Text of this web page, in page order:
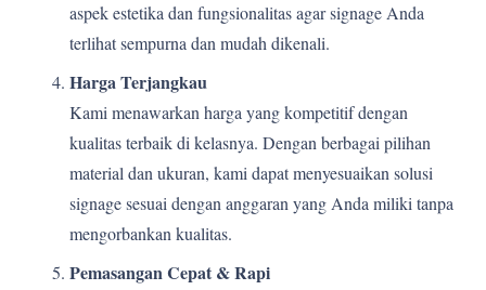
aspek estetika dan fungsionalitas agar signage Anda
terlihat sempurna dan mudah dikenali.
Harga Terjangkau
Kami menawarkan harga yang kompetitif dengan
kualitas terbaik di kelasnya. Dengan berbagai pilihan
material dan ukuran, kami dapat menyesuaikan solusi
signage sesuai dengan anggaran yang Anda miliki tanpa
mengorbankan kualitas.
Pemasangan Cepat & Rapi